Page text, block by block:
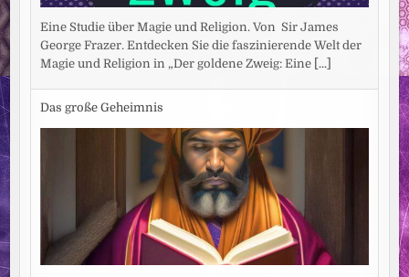
Eine Studie über Magie und Religion. Von Sir James
George Frazer. Entdecken Sie die faszinierende Welt der
Magie und Religion in „Der goldene Zweig: Eine [...]
Das große Geheimnis